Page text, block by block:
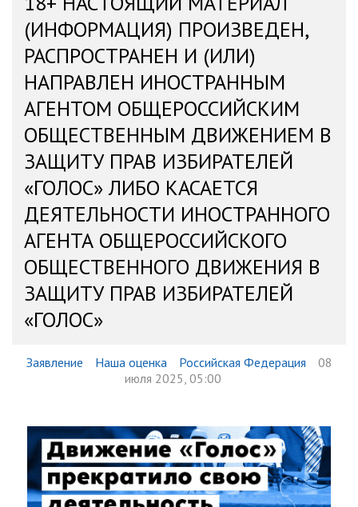
(ИНФОРМАЦИЯ) ПРОИЗВЕДЕН,
РАСПРОСТРАНЕН И (ИЛИ)
НАПРАВЛЕН ИНОСТРАННЫМ
АГЕНТОМ ОБЩЕРОССИЙСКИМ
ОБЩЕСТВЕННЫМ ДВИЖЕНИЕМ В
ЗАЩИТУ ПРАВ ИЗБИРАТЕЛЕЙ
«ГОЛОС» ЛИБО КАСАЕТСЯ
ДЕЯТЕЛЬНОСТИ ИНОСТРАННОГО
АГЕНТА ОБЩЕРОССИЙСКОГО
ОБЩЕСТВЕННОГО ДВИЖЕНИЯ В
ЗАЩИТУ ПРАВ ИЗБИРАТЕЛЕЙ
«ГОЛОС»
Заявление Наша оценка Российская Федерация
08
июля 2025, 05:00